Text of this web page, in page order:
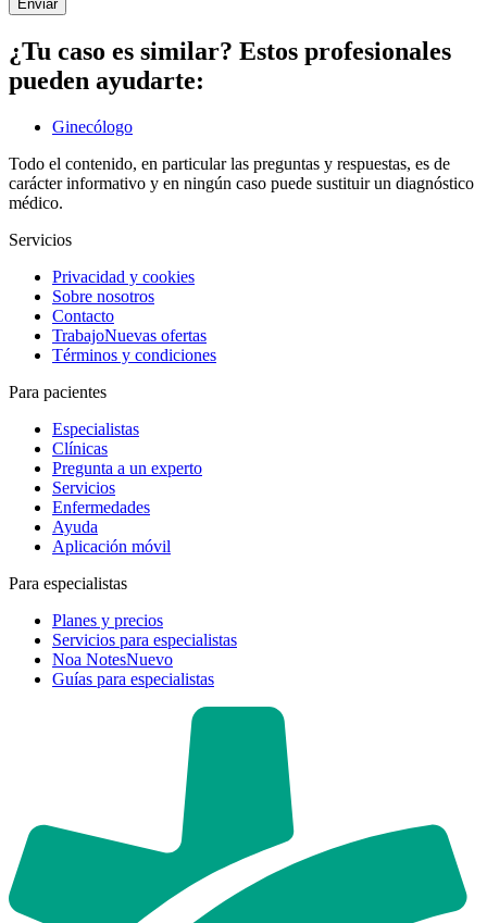
Enviar
¿Tu caso es similar? Estos profesionales
pueden ayudarte:
Ginecólogo
Todo el contenido, en particular las preguntas y respuestas, es de
carácter informativo y en ningún caso puede sustituir un diagnóstico
médico.
Servicios
Privacidad y cookies
Sobre nosotros
Contacto
TrabajoNuevas ofertas
Términos y condiciones
Para pacientes
Especialistas
Clínicas
Pregunta a un experto
Servicios
Enfermedades
Ayuda
Aplicación móvil
Para especialistas
Planes y precios
Servicios para especialistas
Noa NotesNuevo
Guías para especialistas